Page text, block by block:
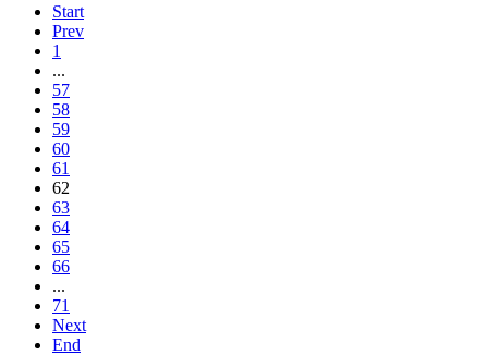
Start
Prev
1
...
57
58
59
60
61
62
63
64
65
66
...
71
Next
End